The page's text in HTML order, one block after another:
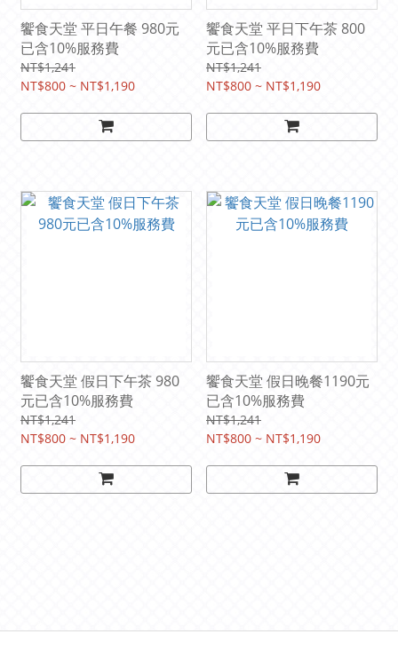
饗食天堂 平日午餐 980元
已含10%服務費
NT$1,241
NT$800 ~ NT$1,190
饗食天堂 平日下午茶 800
元已含10%服務費
NT$1,241
NT$800 ~ NT$1,190
饗食天堂 假日下午茶 980
元已含10%服務費
NT$1,241
NT$800 ~ NT$1,190
饗食天堂 假日晚餐1190元
已含10%服務費
NT$1,241
NT$800 ~ NT$1,190